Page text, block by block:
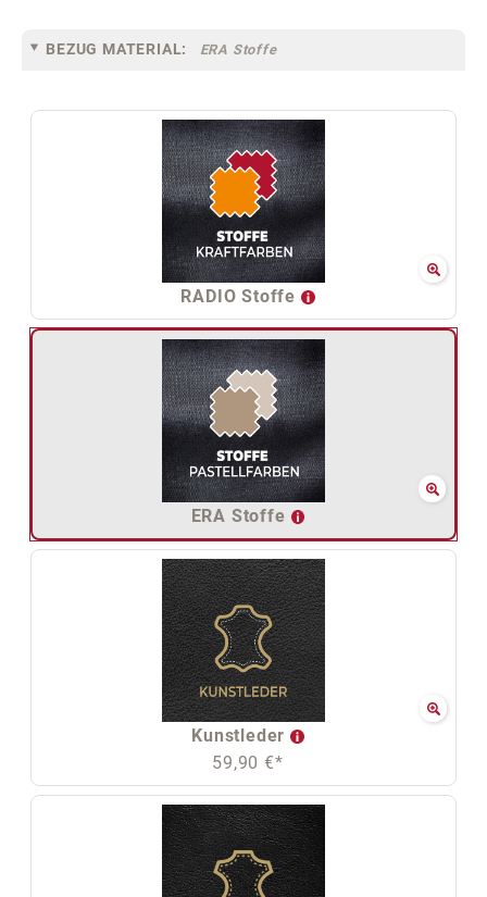
BEZUG MATERIAL: ERA Stoffe
RADIO Stoffe
ERA Stoffe
Kunstleder
59,90 €*